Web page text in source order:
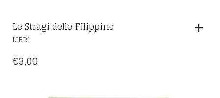
Le Stragi delle FIlippine
LIBRI
€3,00